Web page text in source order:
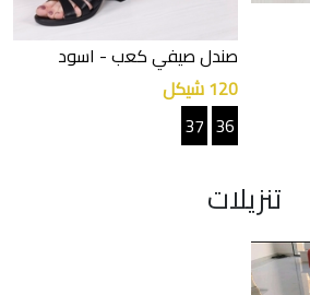
صندل صيفي كعب- اسود
120 شيكل
36
37
تنزيلات